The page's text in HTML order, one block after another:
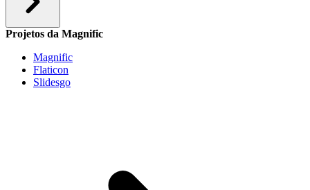
Projetos da Magnific
Magnific
Flaticon
Slidesgo